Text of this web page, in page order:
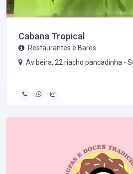
Cabana Tropical
Restaurantes e Bares
Av beira, 22 riacho pancadinha -